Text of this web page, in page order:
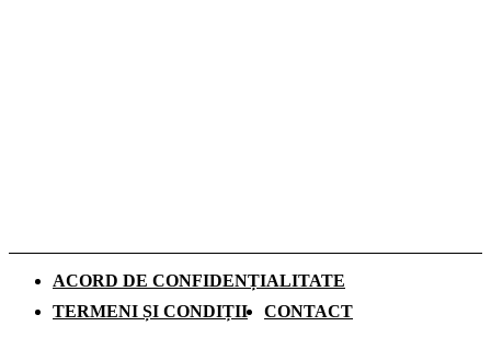
ACORD DE CONFIDENȚIALITATE
TERMENI ȘI CONDIȚII
CONTACT